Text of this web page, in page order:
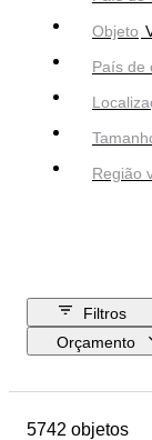
Objeto
País de
Região
Filtros
Orçamento
Material
5742 objetos